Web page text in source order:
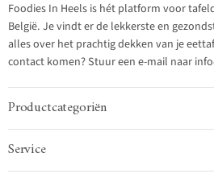
Foodies In Heels is hét platform voor
België. Je vindt er de lekkerste en
alles over het prachtig dekken van je
contact komen? Stuur een e-mail naar
Productcategoriën
Service